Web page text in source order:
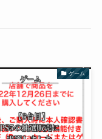
ゲーム